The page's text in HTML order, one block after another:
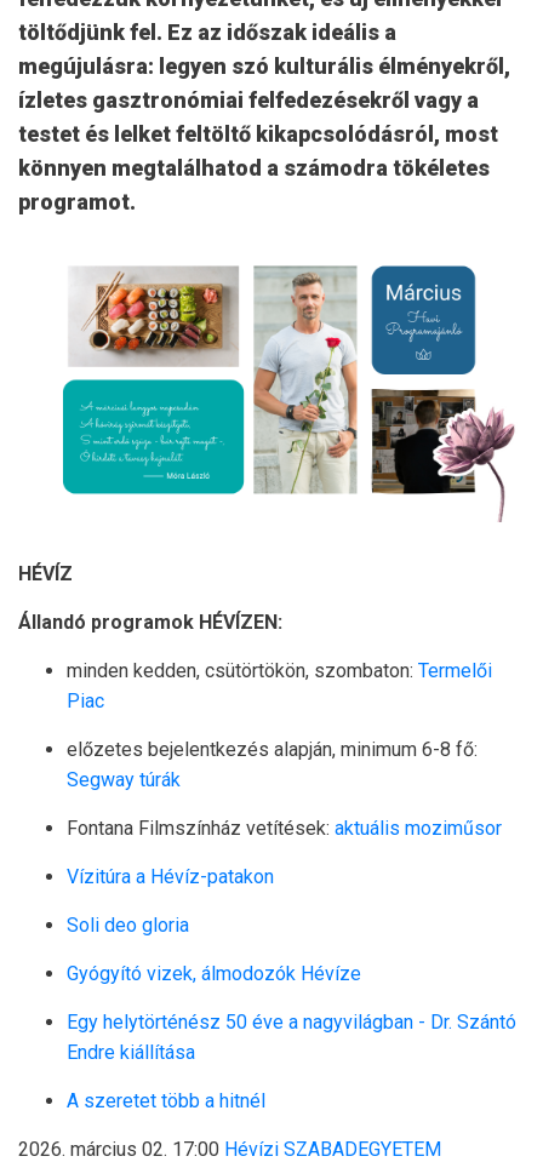
töltődjünk fel. Ez az időszak ideális a
megújulásra: legyen szó kulturális élményekről,
ízletes gasztronómiai felfedezésekről vagy a
testet és lelket feltöltő kikapcsolódásról, most
könnyen megtalálhatod a számodra tökéletes
programot.
HÉVÍZ
Állandó programok HÉVÍZEN:
minden kedden, csütörtökön, szombaton: Termelői
Piac
előzetes bejelentkezés alapján, minimum 6-8 fő:
Segway túrák
Fontana Filmszínház vetítések: aktuális moziműsor
Vízitúra a Hévíz-patakon
Soli deo gloria
Gyógyító vizek, álmodozók Hévíze
Egy helytörténész 50 éve a nagyvilágban - Dr. Szántó
Endre kiállítása
A szeretet több a hitnél
2026. március 02. 17:00 Hévízi SZABADEGYETEM